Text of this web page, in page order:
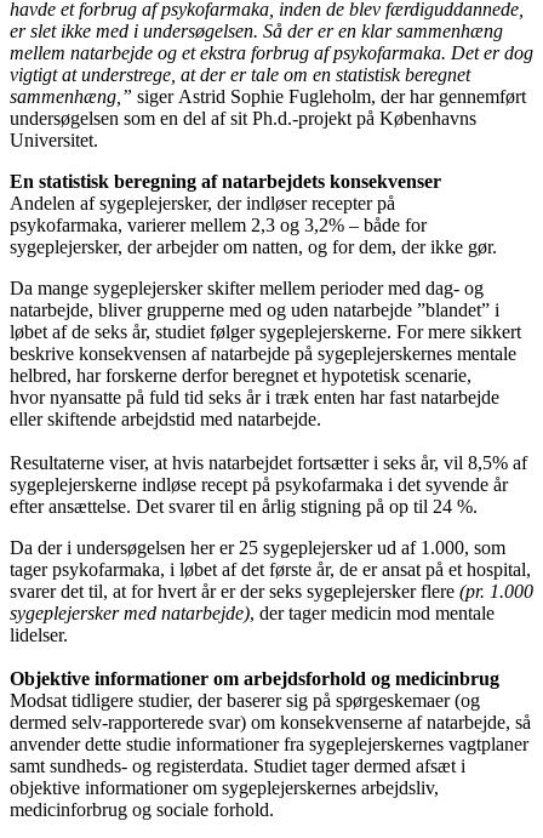
havde et forbrug af psykofarmaka, inden de blev færdiguddannede,
er slet ikke med i undersøgelsen. Så der er en klar sammenhæng
mellem natarbejde og et ekstra forbrug af psykofarmaka. Det er dog
vigtigt at understrege, at der er tale om en statistisk beregnet
sammenhæng,” siger Astrid Sophie Fugleholm, der har gennemført
undersøgelsen som en del af sit Ph.d.-projekt på Københavns
Universitet.
En statistisk beregning af natarbejdets konsekvenser
Andelen af sygeplejersker, der indløser recepter på
psykofarmaka, varierer mellem 2,3 og 3,2% – både for
sygeplejersker, der arbejder om natten, og for dem, der ikke gør.
Da mange sygeplejersker skifter mellem perioder med dag- og
natarbejde, bliver grupperne med og uden natarbejde ”blandet” i
løbet af de seks år, studiet følger sygeplejerskerne. For mere sikkert
beskrive konsekvensen af natarbejde på sygeplejerskernes mentale
helbred, har forskerne derfor beregnet et hypotetisk scenarie,
hvor nyansatte på fuld tid seks år i træk enten har fast natarbejde
eller skiftende arbejdstid med natarbejde.
Resultaterne viser, at hvis natarbejdet fortsætter i seks år, vil 8,5% af
sygeplejerskerne indløse recept på psykofarmaka i det syvende år
efter ansættelse. Det svarer til en årlig stigning på op til 24 %.
Da der i undersøgelsen her er 25 sygeplejersker ud af 1.000, som
tager psykofarmaka, i løbet af det første år, de er ansat på et hospital,
svarer det til, at for hvert år er der seks sygeplejersker flere (pr. 1.000
sygeplejersker med natarbejde), der tager medicin mod mentale
lidelser.
Objektive informationer om arbejdsforhold og medicinbrug
Modsat tidligere studier, der baserer sig på spørgeskemaer (og
dermed selv-rapporterede svar) om konsekvenserne af natarbejde, så
anvender dette studie informationer fra sygeplejerskernes vagtplaner
samt sundheds- og registerdata. Studiet tager dermed afsæt i
objektive informationer om sygeplejerskernes arbejdsliv,
medicinforbrug og sociale forhold.